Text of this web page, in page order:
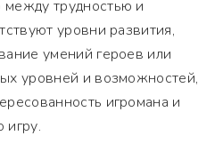
трудностью и
уровни развития,
умений героев или
уровней и возможностей,
игромана и
игру.